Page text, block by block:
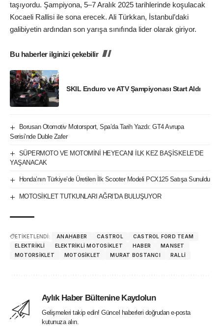
taşıyordu. Şampiyona, 5–7 Aralık 2025 tarihlerinde koşulacak
Kocaeli Rallisi ile sona erecek. Ali Türkkan, İstanbul’daki
galibiyetin ardından son yarışa sınıfında lider olarak giriyor.
Bu haberler ilginizi çekebilir
SKIL Enduro ve ATV Şampiyonası Start Aldı
Borusan Otomotiv Motorsport, Spa’da Tarih Yazdı: GT4 Avrupa
Serisi’nde Duble Zafer
SÜPERMOTO VE MOTOMİNİ HEYECANI İLK KEZ BAŞİSKELE’DE
YAŞANACAK
Honda’nın Türkiye’de Üretilen İlk Scooter Modeli PCX125 Satışa Sunuldu
MOTOSİKLET TUTKUNLARI AĞRI’DA BULUŞUYOR
ETİKETLENDİ: ANAHABER CASTROL
CASTROL FORD TEAM
ELEKTRIKLI
ELEKTRIKLI MOTOSIKLET HABER
MANSET
MOTORSIKLET
MOTOSIKLET MURAT BOSTANCI RALLI
Aylık Haber Bültenine Kaydolun
Gelişmeleri takip edin! Güncel haberleri doğrudan e-posta
kutunuza alın.